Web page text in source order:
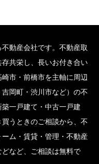
動産会社です。不動産取
共栄し、長いお付き合い
市・前橋市を主軸に周辺
吉岡町・渋川市など）の不
一戸建て・中古一戸建
うときのご相談から、不
ム・賃貸・管理・不動産
など、ご相談は無料で